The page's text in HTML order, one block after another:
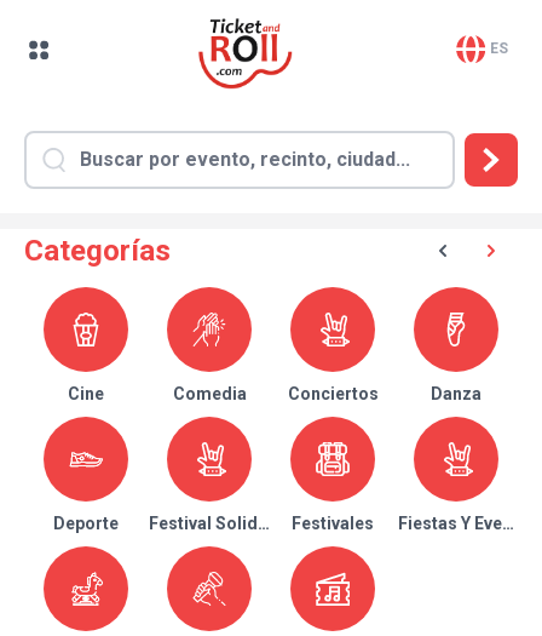
ES
Categorías
Cine Comedia Conciertos Danza
Deporte Festival Solidario Festivales Fiestas Y Eventos